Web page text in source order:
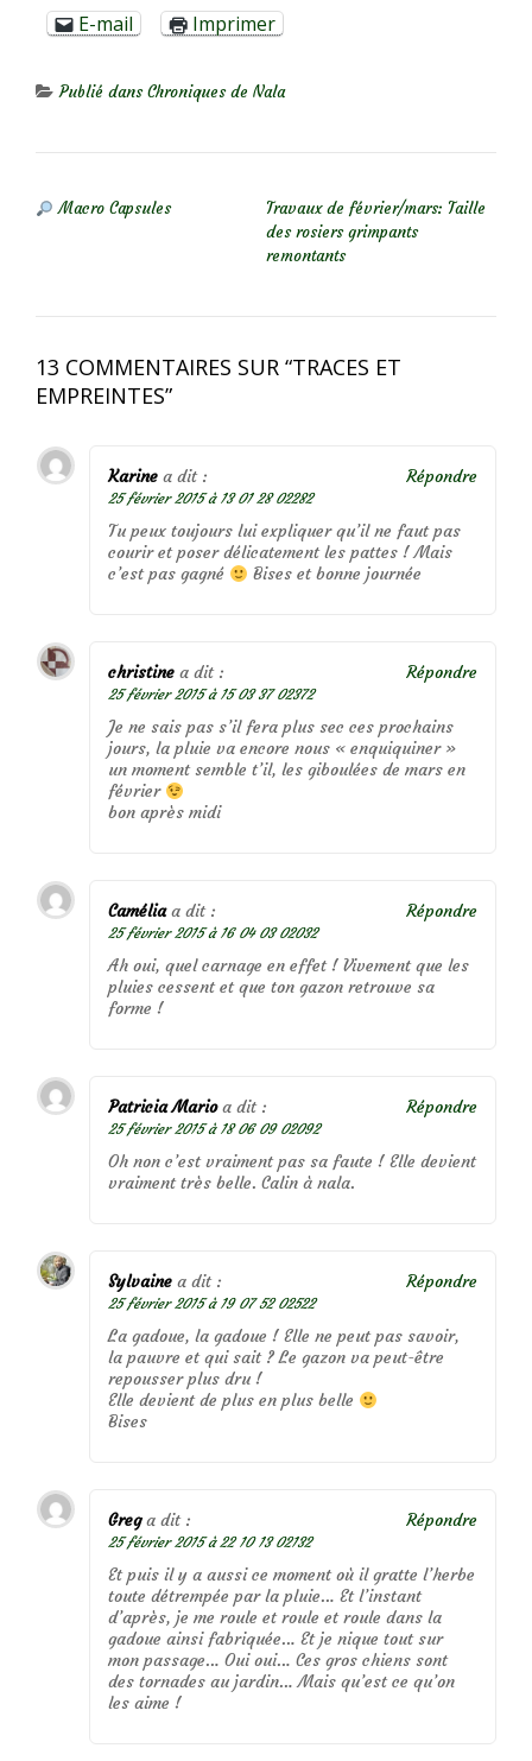
E-mail Imprimer
Publié dansChroniques de Nala
Macro Capsules
Travaux de février/mars: Taille
des rosiers grimpants
remontants
13 COMMENTAIRES SUR “TRACES ET
EMPREINTES”
Karine a dit :
25 février 2015 à 13 01 28 02282
Tu peux toujours lui expliquer qu’il ne faut pas
courir et poser délicatement les pattes ! Mais
c’est pas gagné
Bises et bonne journée
Répondre
christine a dit :
25 février 2015 à 15 03 37 02372
Je ne sais pas s’il fera plus sec ces prochains
jours, la pluie va encore nous « enquiquiner »
un moment semble t’il, les giboulées de mars en
février
bon après midi
Répondre
Camélia a dit :
25 février 2015 à 16 04 03 02032
Ah oui, quel carnage en effet ! Vivement que les
pluies cessent et que ton gazon retrouve sa
forme !
Répondre
Patricia Mario a dit :
25 février 2015 à 18 06 09 02092
Oh non c’est vraiment pas sa faute ! Elle devient
vraiment très belle. Calin à nala.
Répondre
Sylvaine a dit :
25 février 2015 à 19 07 52 02522
La gadoue, la gadoue ! Elle ne peut pas savoir,
la pauvre et qui sait ? Le gazon va peut-être
repousser plus dru !
Elle devient de plus en plus belle
Bises
Répondre
Greg a dit :
25 février 2015 à 22 10 13 02132
Et puis il y a aussi ce moment où il gratte l’herbe
toute détrempée par la pluie… Et l’instant
d’après, je me roule et roule et roule dans la
gadoue ainsi fabriquée… Et je nique tout sur
mon passage… Oui oui… Ces gros chiens sont
des tornades au jardin… Mais qu’est ce qu’on
les aime !
Répondre